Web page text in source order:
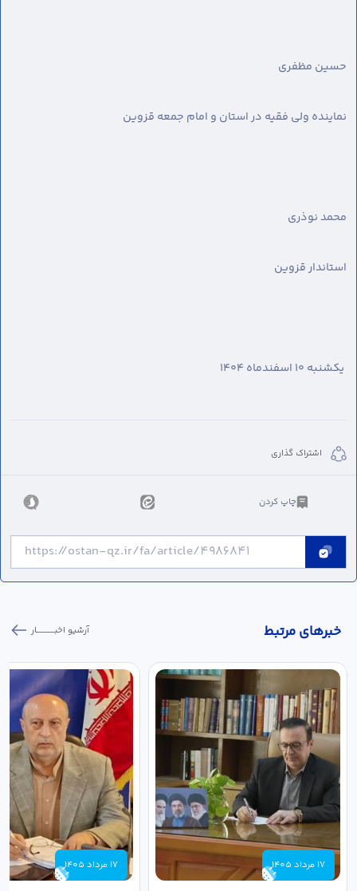
حسین مظفری
نماینده ولی فقیه در استان و امام جمعه قزوین
محمد نوذری
استاندار قزوین
یکشنبه ۱۰ اسفندماه ۱۴۰۴
اشتراک گذاری
چاپ کردن
خبر‌های مرتبط آرشیو اخبـــــــــــار
17 مرداد 1405 17 مرداد 1405